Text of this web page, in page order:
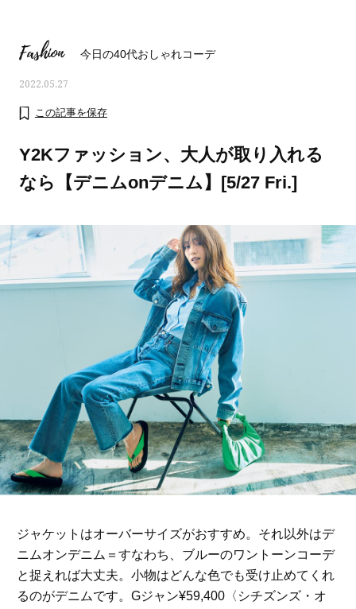
ママとパパに贈る「ジェンダーレ
人気の40代髪型・ヘア
タログ
Fashion 今日の40代おしゃれコーデ
2022.05.27
この記事を保存
Y2Kファッション、大人が取り入れる
なら【デニムonデニム】[5/27 Fri.]
ジャケットはオーバーサイズがおすすめ。それ以外はデ
ニムオンデニム＝すなわち、ブルーのワントーンコーデ
と捉えれば大丈夫。小物はどんな色でも受け止めてくれ
るのがデニムです。Gジャン¥59,400〈シチズンズ・オ